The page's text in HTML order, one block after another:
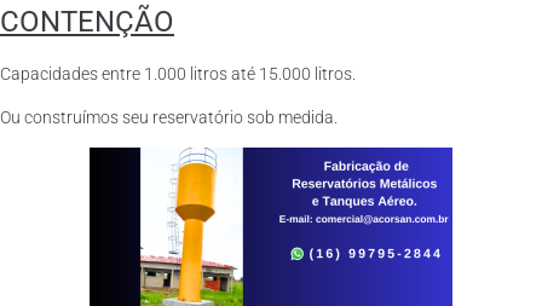
CONTENÇÃO
Capacidades entre 1.000 litros até 15.000 litros.
Ou construímos seu reservatório sob medida.